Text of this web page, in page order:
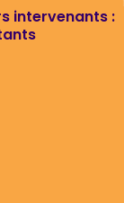
intervenants :